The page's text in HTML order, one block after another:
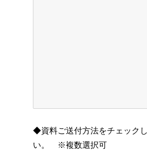
◆資料ご送付方法をチェック
い。 ※複数選択可